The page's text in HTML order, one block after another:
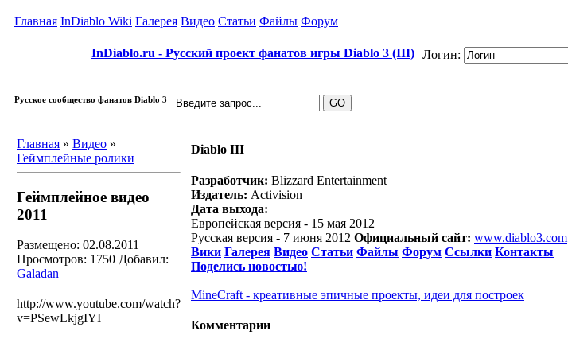
Главная InDiablo Wiki Галерея Видео Статьи Файлы Форум
InDiablo.ru - Русский проект фанатов игры Diablo 3 (III) Логин:
Русское сообщество фанатов Diablo 3
Главная » Видео »
Геймплейные ролики
Геймплейное видео
2011
Размещено: 02.08.2011
Просмотров: 1750 Добавил:
Galadan
http://www.youtube.com/watch?
v=PSewLkjgIYI
Diablo III
Разработчик: Blizzard Entertainment
Издатель: Activision
Дата выхода:
Европейская версия - 15 мая 2012
Русская версия - 7 июня 2012 Официальный сайт: www.diablo3.com
Вики Галерея Видео Статьи Файлы Форум Ссылки Контакты
Поделись новостью!
MineCraft - креативные эпичные проекты, идеи для построек
Комментарии